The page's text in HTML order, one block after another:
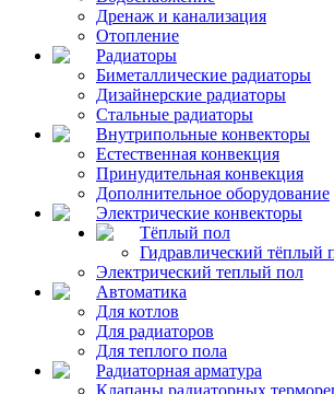
Дренаж и канализация
Отопление
Радиаторы
Биметаллические радиаторы
Дизайнерские радиаторы
Стальные радиаторы
Внутрипольные конвекторы
Естественная конвекция
Принудительная конвекция
Дополнительное оборудование
Электрические конвекторы
Тёплый пол
Гидравлический тёплый
Электрический теплый пол
Автоматика
Для котлов
Для радиаторов
Для теплого пола
Радиаторная арматура
Клапаны радиаторных